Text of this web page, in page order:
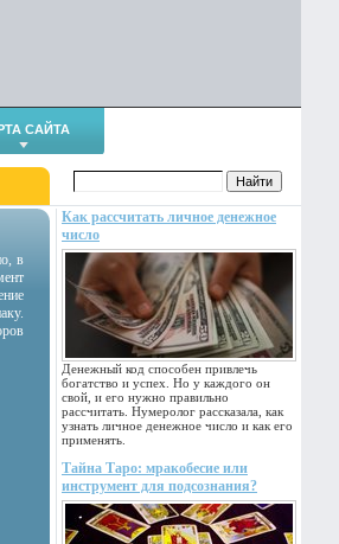
САЙТА
Как рассчитать личное денежное
число
Денежный код способен привлечь
богатство и успех. Но у каждого он
свой, и его нужно правильно
рассчитать. Нумеролог рассказала, как
узнать личное денежное число и как его
применять.
Тайна Таро: мракобесие или
инструмент для подсознания?
в